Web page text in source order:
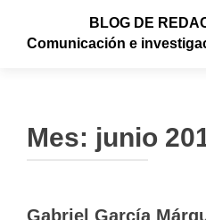
BLOG DE
Comunicación e
Mes: junio
Gabriel García